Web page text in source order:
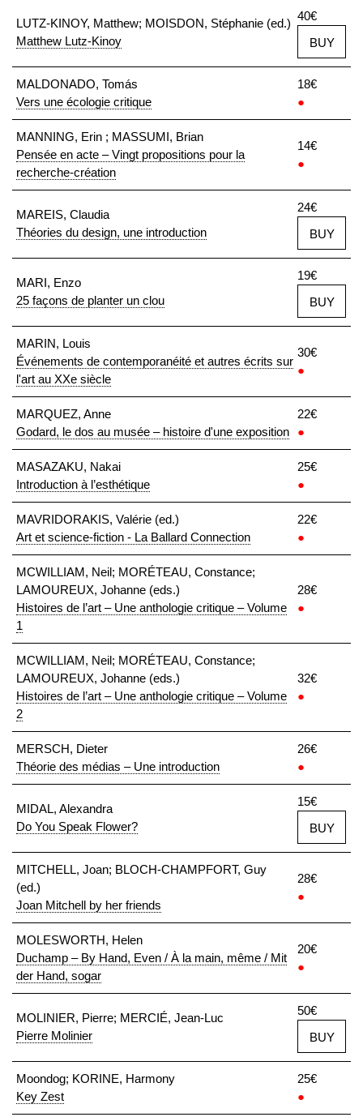
LUTZ-KINOY, Matthew; MOISDON, Stéphanie (ed.)
Matthew Lutz-Kinoy
40€
BUY
MALDONADO, Tomás
Vers une écologie critique
18€
●
MANNING, Erin ; MASSUMI, Brian
Pensée en acte – Vingt propositions pour la
recherche-création
14€
●
MAREIS, Claudia
Théories du design, une introduction
24€
BUY
MARI, Enzo
25 façons de planter un clou
19€
BUY
MARIN, Louis
Événements de contemporanéité et autres écrits sur
l'art au XXe siècle
30€
●
MARQUEZ, Anne
Godard, le dos au musée – histoire d'une exposition
22€
●
MASAZAKU, Nakai
Introduction à l’esthétique
25€
●
MAVRIDORAKIS, Valérie (ed.)
Art et science-fiction - La Ballard Connection
22€
●
MCWILLIAM, Neil; MORÉTEAU, Constance;
LAMOUREUX, Johanne (eds.)
Histoires de l’art – Une anthologie critique – Volume
1
28€
●
MCWILLIAM, Neil; MORÉTEAU, Constance;
LAMOUREUX, Johanne (eds.)
Histoires de l’art – Une anthologie critique – Volume
2
32€
●
MERSCH, Dieter
Théorie des médias – Une introduction
26€
●
MIDAL, Alexandra
Do You Speak Flower?
15€
BUY
MITCHELL, Joan; BLOCH-CHAMPFORT, Guy
(ed.)
Joan Mitchell by her friends
28€
●
MOLESWORTH, Helen
Duchamp – By Hand, Even / À la main, même / Mit
der Hand, sogar
20€
●
MOLINIER, Pierre; MERCIÉ, Jean-Luc
Pierre Molinier
50€
BUY
Moondog; KORINE, Harmony
Key Zest
25€
●